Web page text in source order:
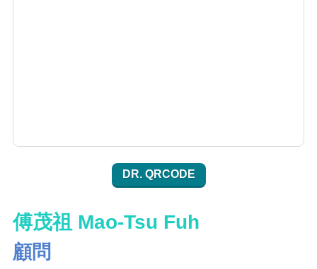
DR. QRCODE
傅茂祖 Mao-Tsu Fuh
顧問